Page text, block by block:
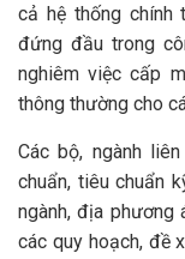
cả hệ thống
đứng đầu trong
nghiêm việc cấp
thông thường cho
Các bộ, ngành
chuẩn, tiêu chuẩn
ngành, địa phương
các quy hoạch, đề